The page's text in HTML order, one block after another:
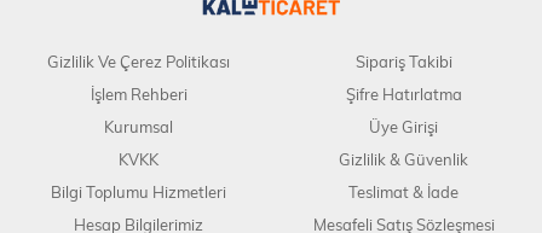
Gizlilik Ve Çerez Politikası
İşlem Rehberi
Kurumsal
KVKK
Bilgi Toplumu Hizmetleri
Hesap Bilgilerimiz
Sipariş Takibi
Şifre Hatırlatma
Üye Girişi
Gizlilik & Güvenlik
Teslimat & İade
Mesafeli Satış Sözleşmesi